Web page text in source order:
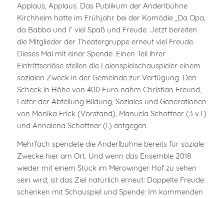
Applaus, Applaus. Das Publikum der Anderlbühne
Kirchheim hatte im Frühjahr bei der Komödie „Da Opa,
da Babba und i“ viel Spaß und Freude. Jetzt bereiten
die Mitglieder der Theatergruppe erneut viel Freude.
Dieses Mal mit einer Spende. Einen Teil ihrer
Eintrittserlöse stellen die Laienspielschauspieler einem
sozialen Zweck in der Gemeinde zur Verfügung. Den
Scheck in Höhe von 400 Euro nahm Christian Freund,
Leiter der Abteilung Bildung, Soziales und Generationen
von Monika Frick (Vorstand), Manuela Schottner (3 v.l.)
und Annalena Schottner (l.) entgegen.
Mehrfach spendete die Anderlbühne bereits für soziale
Zwecke hier am Ort. Und wenn das Ensemble 2018
wieder mit einem Stück im Merowinger Hof zu sehen
sein wird, ist das Ziel natürlich erneut: Doppelte Freude
schenken mit Schauspiel und Spende: Im kommenden